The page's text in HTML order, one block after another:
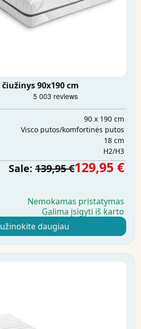
90x190 cm
90 x 190 cm
Visco putos/komfortinės putos
18 cm
H2/H3
Sale: 139,95 €129,95 €
Nemokamas pristatymas
Galima įsigyti iš karto
daugiau